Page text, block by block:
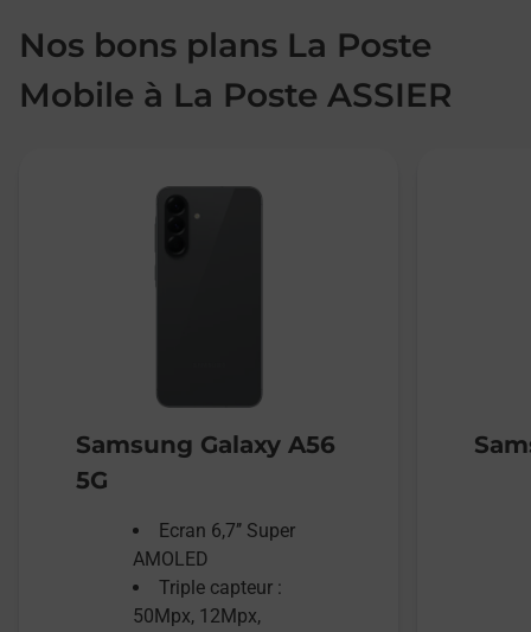
Nos bons plans La Poste
Mobile à La Poste ASSIER
Samsung Galaxy A56
5G
Ecran 6,7’’ Super
AMOLED
Triple capteur :
50Mpx, 12Mpx,